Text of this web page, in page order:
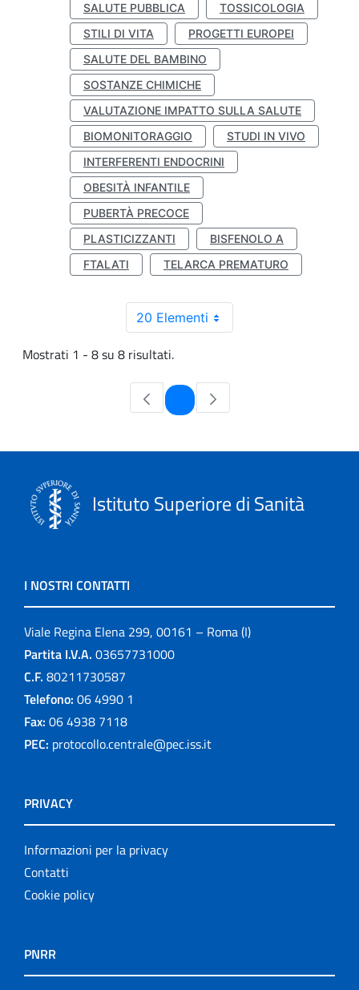
SALUTE PUBBLICA
TOSSICOLOGIA
STILI DI VITA
PROGETTI EUROPEI
SALUTE DEL BAMBINO
SOSTANZE CHIMICHE
VALUTAZIONE IMPATTO SULLA SALUTE
BIOMONITORAGGIO
STUDI IN VIVO
INTERFERENTI ENDOCRINI
OBESITÀ INFANTILE
PUBERTÀ PRECOCE
PLASTICIZZANTI
BISFENOLO A
FTALATI
TELARCA PREMATURO
20 Elementi
Mostrati 1 - 8 su 8 risultati.
Pagina
Istituto Superiore di Sanità
I NOSTRI CONTATTI
Viale Regina Elena 299, 00161 – Roma (I)
Partita I.V.A. 03657731000
C.F. 80211730587
Telefono: 06 4990 1
Fax: 06 4938 7118
PEC: protocollo.centrale@pec.iss.it
PRIVACY
Informazioni per la privacy
Contatti
Cookie policy
PNRR